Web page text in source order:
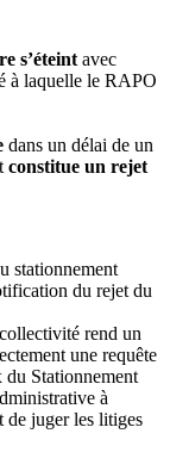
s’éteint avec
à laquelle le RAPO
dans un délai de un
constitue un rejet
stationnement
du rejet du
rend un
une requête
du Stationnement
à
de juger les litiges